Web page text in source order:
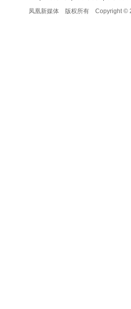
凤凰新媒体
版权所有 Copyright ©